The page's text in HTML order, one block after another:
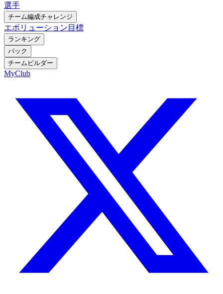
選手
チーム編成チャレンジ
エボリューション 目標
ランキング
パック
チームビルダー
MyClub